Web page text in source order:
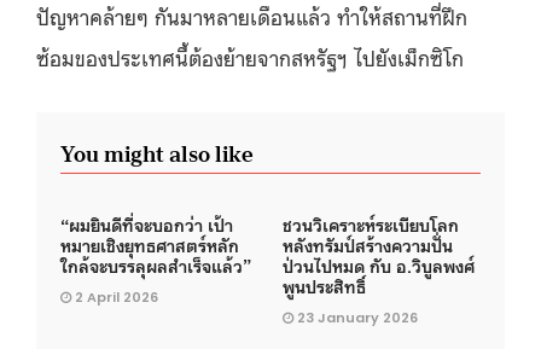
ปัญหาคล้ายๆ กันมาหลายเดือนแล้ว ทำให้สถานที่ฝึก
ซ้อมของประเทศนี้ต้องย้ายจากสหรัฐฯ ไปยังเม็กซิโก
You might also like
“ผมยินดีที่จะบอกว่า เป้า
หมายเชิงยุทธศาสตร์หลัก
ใกล้จะบรรลุผลสำเร็จแล้ว”
2 April 2026
ชวนวิเคราะห์ระเบียบโลก
หลังทรัมป์สร้างความปั่น
ป่วนไปหมด กับ อ.วิบูลพงศ์
พูนประสิทธิ์
23 January 2026